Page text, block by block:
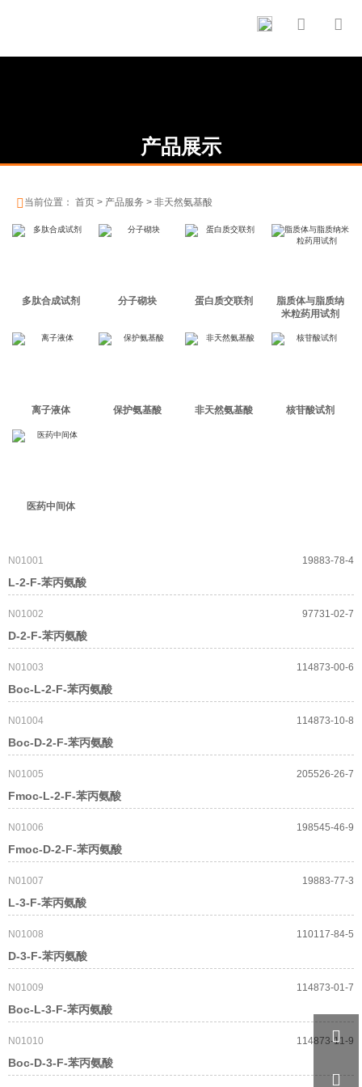
 
产品展示
 当前位置： 首页 > 产品服务 > 非天然氨基酸
多肽合成试剂 分子砌块 蛋白质交联剂
脂质体与脂质纳
米粒药用试剂
离子液体 保护氨基酸 非天然氨基酸 核苷酸试剂
医药中间体
N01001
L-2-F-苯丙氨酸
19883-78-4
N01002
D-2-F-苯丙氨酸
97731-02-7
N01003
Boc-L-2-F-苯丙氨酸
114873-00-6
N01004
Boc-D-2-F-苯丙氨酸
114873-10-8
N01005
Fmoc-L-2-F-苯丙氨酸
205526-26-7
N01006
Fmoc-D-2-F-苯丙氨酸
198545-46-9
N01007
L-3-F-苯丙氨酸
19883-77-3
N01008
D-3-F-苯丙氨酸
110117-84-5
N01009
Boc-L-3-F-苯丙氨酸
114873-01-7
N01010
Boc-D-3-F-苯丙氨酸
114873-11-9

